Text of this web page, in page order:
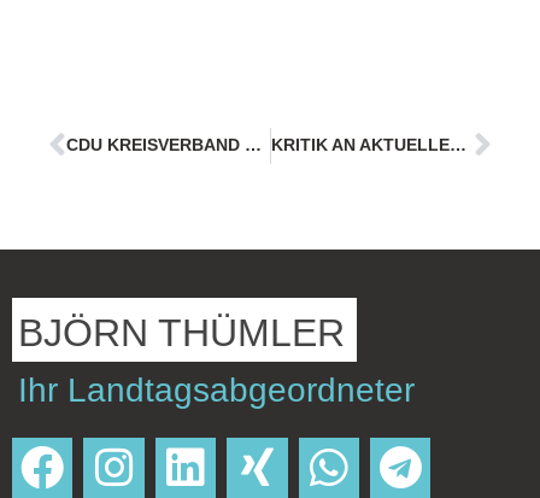
CDU KREISVERBAND MITGLIEDERVERSAMMLUNG KZW KRITIK AN AKTUELLER BILDUNGSPOLITIK
BJÖRN THÜMLER
Ihr Landtagsabgeordneter